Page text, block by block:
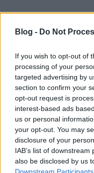
Blog - Do Not
If you wish to opt-out of
processing of your
targeted advertising by
section to confirm your
opt-out request is
interest-based ads
us or personal
your opt-out. You may
disclosure of your
IAB’s list of
also be disclosed by us
Downstream Participants
Tagadhatatlan, hogy
szerepet játszanak
osztályozásában és
állnak a tökéletestől;
elfogultságtól az
De nézzük szembe a
itt van, és nem
A teljesen
adatalapú
sporteredmények,
ingatlan,
algoritmusok
azonosítása mellett